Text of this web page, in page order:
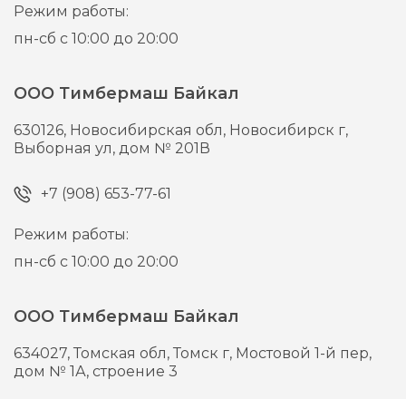
Режим работы:
пн-сб с 10:00 до 20:00
ООО Тимбермаш Байкал
630126, Новосибирская обл, Новосибирск г,
Выборная ул, дом № 201В
+7 (908) 653-77-61
Режим работы:
пн-сб с 10:00 до 20:00
ООО Тимбермаш Байкал
634027,Томская обл, Томск г, Мостовой 1-й пер,
дом № 1А, строение 3